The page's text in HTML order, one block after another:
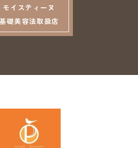
モイスティーヌ
礎美容法取扱店